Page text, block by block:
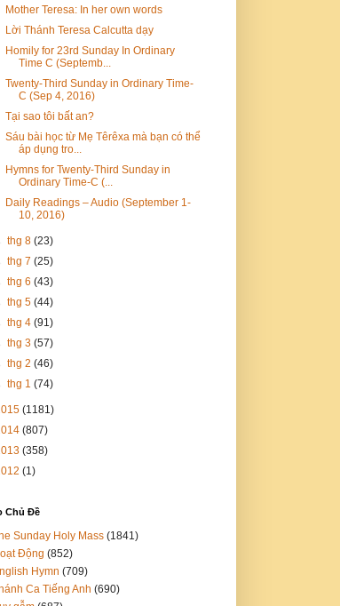
Mother Teresa: In her own words
Lời Thánh Teresa Calcutta dạy
Homily for 23rd Sunday In Ordinary
Time C (Septemb...
Twenty-Third Sunday in Ordinary Time-
C (Sep 4, 2016)
Tại sao tôi bất an?
Sáu bài học từ Mẹ Têrêxa mà bạn có thể
áp dụng tro...
Hymns for Twenty-Third Sunday in
Ordinary Time-C (...
Daily Readings – Audio (September 1-
10, 2016)
thg 8(23)
thg 7(25)
thg 6(43)
thg 5(44)
thg 4(91)
thg 3(57)
thg 2(46)
thg 1(74)
(1181)
(807)
(358)
(1)
Chủ Đề
Sunday Holy Mass (1841)
Động (852)
Hymn (709)
Ca Tiếng Anh (690)